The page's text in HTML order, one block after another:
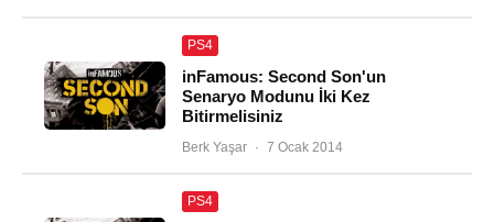
PS4
inFamous: Second Son'un
Senaryo Modunu İki Kez
Bitirmelisiniz
Berk Yaşar · 7 Ocak 2014
PS4